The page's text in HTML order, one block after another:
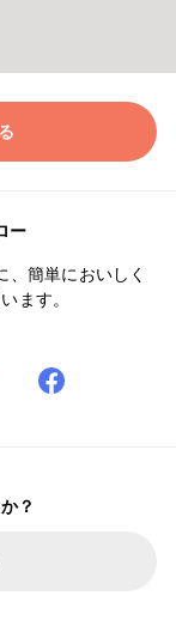
ー
、簡単においしく
ます。
？